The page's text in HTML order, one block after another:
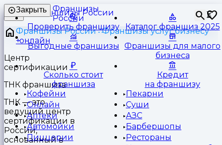
Франшизы
России
⏳
Закрыть
Проверить франшизу Каталог франшиз 2025
Выгодные франшизы
Франшизы для малого
бизнеса
Сколько стоит
франшиза
Кредит
на франшизу
Кофейни
Пекарни
Онлайн
Суши
Аптеки
АЗС
Автомойки
Барбершопы
Пиццерии
Рестораны
Франшизы России
Франшизы услуг бизнесу
онлайн
Центр
сертификации
ТНК франшиза
ТНК — это
ведущий центр
сертификации в
России,
основанный в